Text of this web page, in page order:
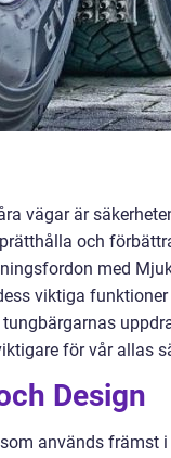
vägar är
och
med
viktiga
för vår allas
Design
som används främst